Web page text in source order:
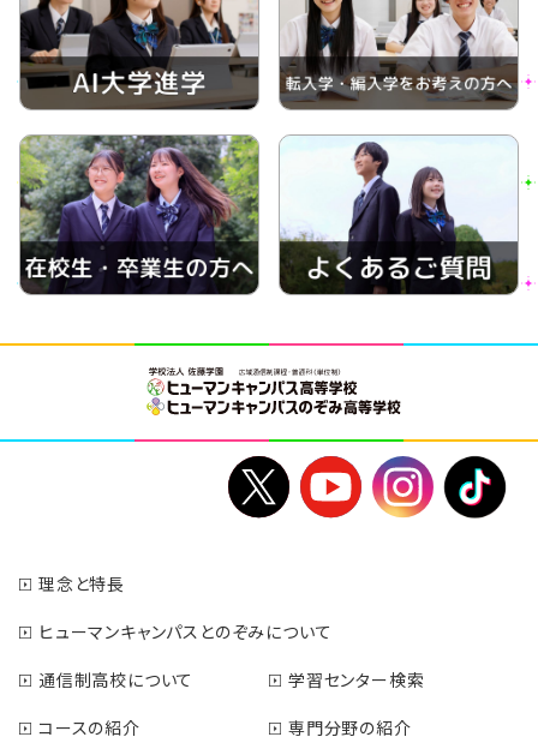
理念と特長
ヒューマンキャンパスとのぞみについて
通信制高校について
学習センター検索
コースの紹介
専門分野の紹介